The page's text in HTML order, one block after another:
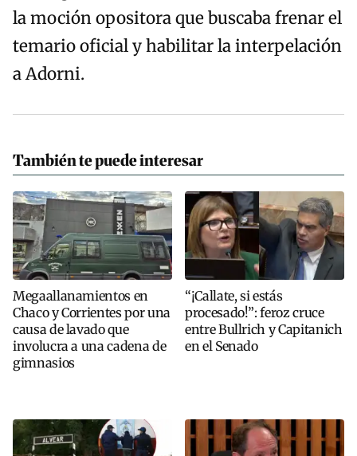
la moción opositora que buscaba frenar el
temario oficial y habilitar la interpelación
a Adorni.
También te puede interesar
Megaallanamientos en
Chaco y Corrientes por una
causa de lavado que
involucra a una cadena de
gimnasios
“¡Callate, si estás
procesado!”: feroz cruce
entre Bullrich y Capitanich
en el Senado